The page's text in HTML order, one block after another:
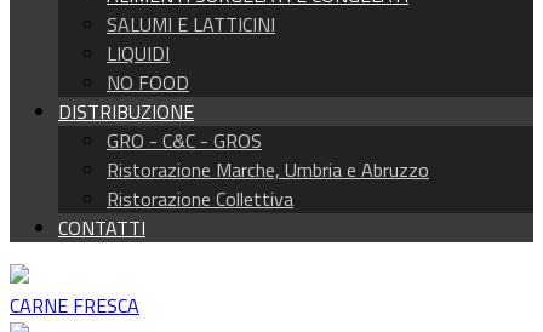
SALUMI E LATTICINI
LIQUIDI
NO FOOD
DISTRIBUZIONE
GRO - C&C - GROS
Ristorazione Marche, Umbria e Abruzzo
Ristorazione Collettiva
CONTATTI
CARNE FRESCA